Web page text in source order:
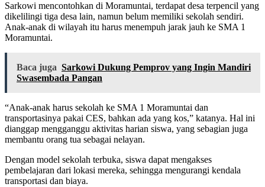
Sarkowi mencontohkan di Moramuntai, terdapat desa terpencil yang
dikelilingi tiga desa lain, namun belum memiliki sekolah sendiri.
Anak-anak di wilayah itu harus menempuh jarak jauh ke SMA 1
Moramuntai.
Baca juga Sarkowi Dukung Pemprov yang Ingin Mandiri
Swasembada Pangan
“Anak-anak harus sekolah ke SMA 1 Moramuntai dan
transportasinya pakai CES, bahkan ada yang kos,” katanya. Hal ini
dianggap mengganggu aktivitas harian siswa, yang sebagian juga
membantu orang tua sebagai nelayan.
Dengan model sekolah terbuka, siswa dapat mengakses
pembelajaran dari lokasi mereka, sehingga mengurangi kendala
transportasi dan biaya.